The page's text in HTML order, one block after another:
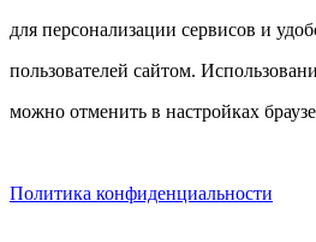
для персонализации сервисов и
пользователей сайтом.
можно отменить в настройках
Политика конфиденциальности